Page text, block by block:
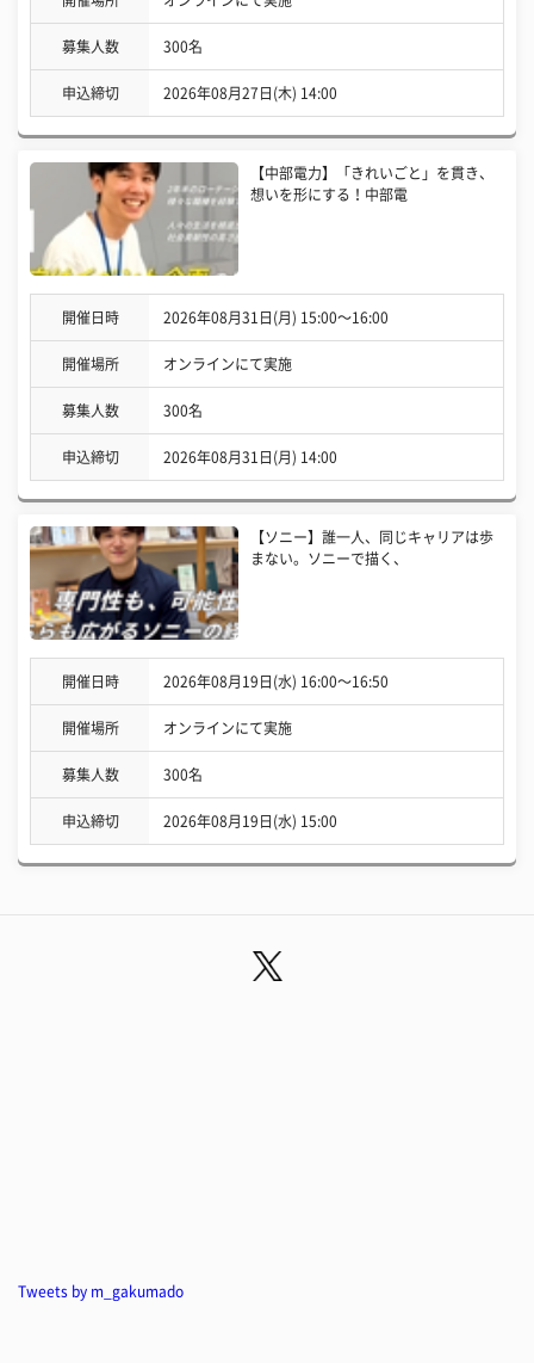
募集人数 300名
申込締切 2026年08月27日(木) 14:00
【中部電力】「きれいごと」を貫き、
想いを形にする！中部電
開催日時 2026年08月31日(月) 15:00〜16:00
開催場所 オンラインにて実施
募集人数 300名
申込締切 2026年08月31日(月) 14:00
【ソニー】誰一人、同じキャリアは歩
まない。ソニーで描く、
開催日時 2026年08月19日(水) 16:00〜16:50
開催場所 オンラインにて実施
募集人数 300名
申込締切 2026年08月19日(水) 15:00
Tweets by m_gakumado